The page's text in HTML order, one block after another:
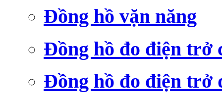
Đồng hồ vặn năng
Đồng hồ đo điện trở
Đồng hồ đo điện trở